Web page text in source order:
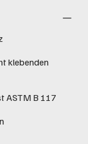
klebenden
ASTM B 117